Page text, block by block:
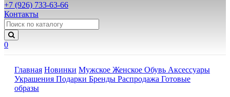
+7 (926) 733-63-66
Контакты
0
Главная Новинки Мужское Женское Обувь Аксессуары
Украшения Подарки Бренды Распродажа Готовые
образы